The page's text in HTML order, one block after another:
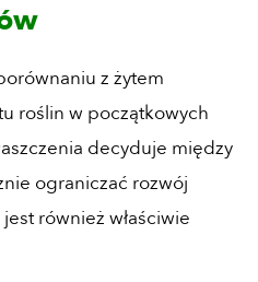
z żytem
roślin w początkowych
decyduje między
ograniczać rozwój
również właściwie